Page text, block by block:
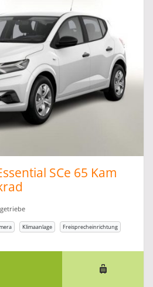
SCe 65 Kam
Klimaanlage
Freisprecheinrichtung